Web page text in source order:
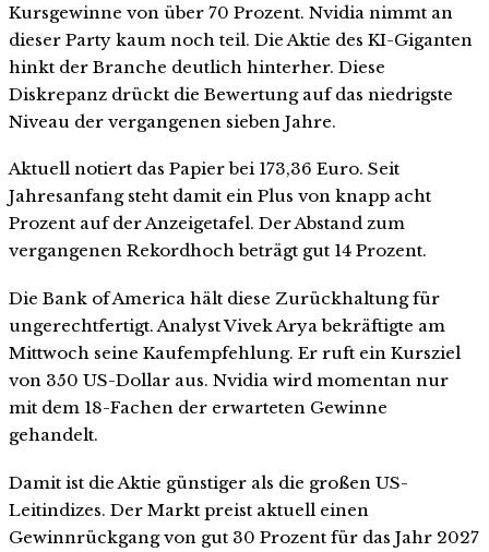
Kursgewinne von über 70 Prozent. Nvidia nimmt an
dieser Party kaum noch teil. Die Aktie des KI-Giganten
hinkt der Branche deutlich hinterher. Diese
Diskrepanz drückt die Bewertung auf das niedrigste
Niveau der vergangenen sieben Jahre.
Aktuell notiert das Papier bei 173,36 Euro. Seit
Jahresanfang steht damit ein Plus von knapp acht
Prozent auf der Anzeigetafel. Der Abstand zum
vergangenen Rekordhoch beträgt gut 14 Prozent.
Die Bank of America hält diese Zurückhaltung für
ungerechtfertigt. Analyst Vivek Arya bekräftigte am
Mittwoch seine Kaufempfehlung. Er ruft ein Kursziel
von 350 US-Dollar aus. Nvidia wird momentan nur
mit dem 18-Fachen der erwarteten Gewinne
gehandelt.
Damit ist die Aktie günstiger als die großen US-
Leitindizes. Der Markt preist aktuell einen
Gewinnrückgang von gut 30 Prozent für das Jahr 2027